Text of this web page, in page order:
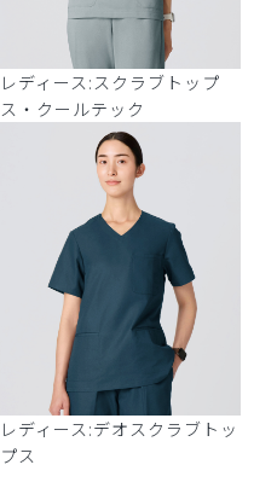
レディース:スクラブトップ
ス・クールテック
レディース:デオスクラブトッ
プス